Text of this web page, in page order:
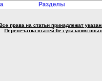
Разделы
права на статьи принадлежат
Перепечатка статей без указания